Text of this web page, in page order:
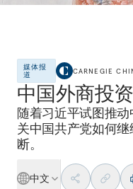
媒体报
道
CARNEGIE
中国外商投
随着习近平试图推
关中国共产党如何
断。
中文